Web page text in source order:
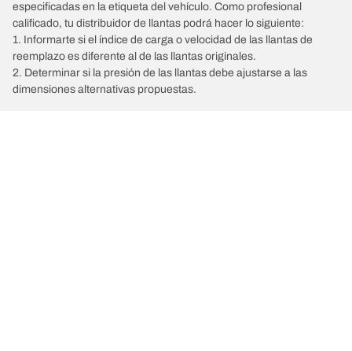
especificadas en la etiqueta del vehículo. Como profesional
calificado, tu distribuidor de llantas podrá hacer lo siguiente:
1. Informarte si el índice de carga o velocidad de las llantas de
reemplazo es diferente al de las llantas originales.
2. Determinar si la presión de las llantas debe ajustarse a las
dimensiones alternativas propuestas.